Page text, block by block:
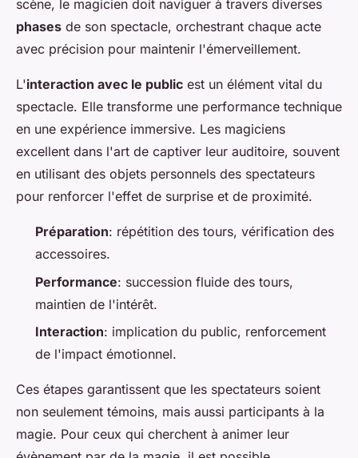
scène, le magicien doit naviguer à travers diverses
phases de son spectacle, orchestrant chaque acte
avec précision pour maintenir l'émerveillement.
L'interaction avec le public est un élément vital du
spectacle. Elle transforme une performance technique
en une expérience immersive. Les magiciens
excellent dans l'art de captiver leur auditoire, souvent
en utilisant des objets personnels des spectateurs
pour renforcer l'effet de surprise et de proximité.
Préparation: répétition des tours, vérification des
accessoires.
Performance: succession fluide des tours,
maintien de l'intérêt.
Interaction: implication du public, renforcement
de l'impact émotionnel.
Ces étapes garantissent que les spectateurs soient
non seulement témoins, mais aussi participants à la
magie. Pour ceux qui cherchent à animer leur